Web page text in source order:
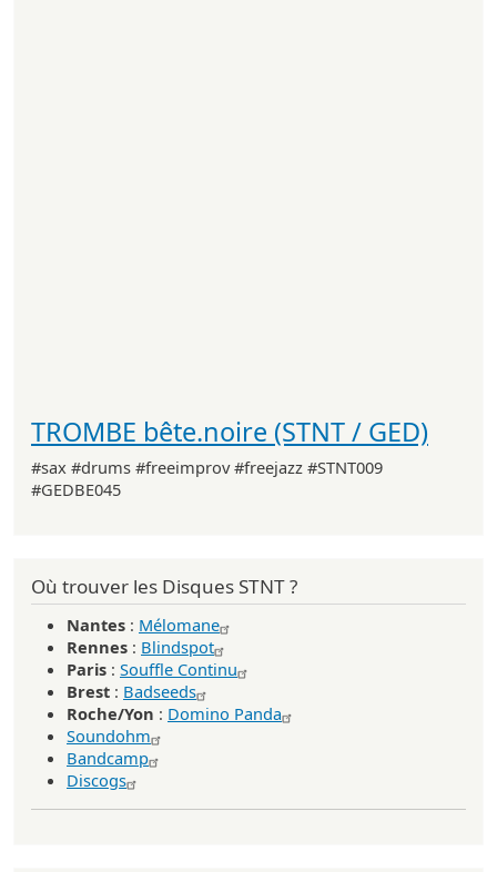
TROMBE bête.noire (STNT / GED)
#sax #drums #freeimprov #freejazz #STNT009
#GEDBE045
Où trouver les Disques STNT ?
Nantes : Mélomane
Rennes : Blindspot
Paris : Souffle Continu
Brest : Badseeds
Roche/Yon : Domino Panda
Soundohm
Bandcamp
Discogs